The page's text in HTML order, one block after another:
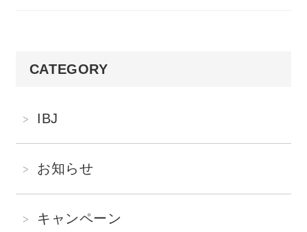
CATEGORY
IBJ
お知らせ
キャンペーン